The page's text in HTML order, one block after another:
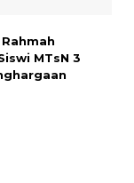
MTsN 3